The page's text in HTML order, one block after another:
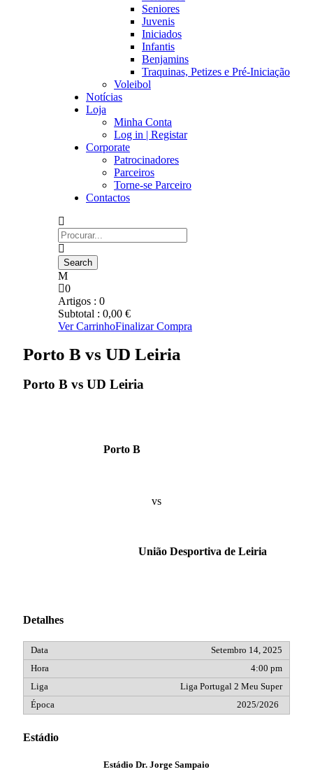
Seniores
Juvenis
Iniciados
Infantis
Benjamins
Traquinas, Petizes e Pré-Iniciação
Voleibol
Notícias
Loja
Minha Conta
Log in | Registar
Corporate
Patrocinadores
Parceiros
Torne-se Parceiro
Contactos
0
Artigos : 0
Subtotal : 0,00 €
Ver CarrinhoFinalizar Compra
Porto B vs UD Leiria
Porto B vs UD Leiria
Porto B
vs
União Desportiva de Leiria
Detalhes
Setembro 14, 2025
4:00 pm
Liga Portugal 2 Meu Super
2025/2026
Estádio
Estádio Dr. Jorge Sampaio